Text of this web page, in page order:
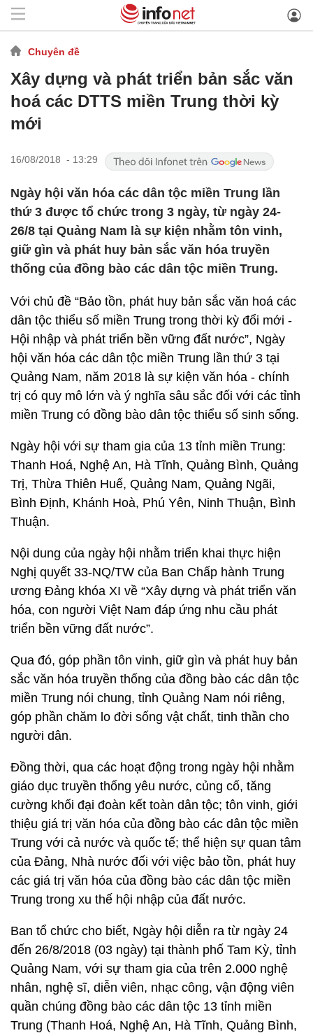
Chuyên đề
Xây dựng và phát triển bản sắc văn
hoá các DTTS miền Trung thời kỳ
mới
16/08/2018 - 13:29
Ngày hội văn hóa các dân tộc miền Trung lần
thứ 3 được tổ chức trong 3 ngày, từ ngày 24-
26/8 tại Quảng Nam là sự kiện nhằm tôn vinh,
giữ gìn và phát huy bản sắc văn hóa truyền
thống của đồng bào các dân tộc miền Trung.
Với chủ đề “Bảo tồn, phát huy bản sắc văn hoá các
dân tộc thiểu số miền Trung trong thời kỳ đổi mới -
Hội nhập và phát triển bền vững đất nước”, Ngày
hội văn hóa các dân tộc miền Trung lần thứ 3 tại
Quảng Nam, năm 2018 là sự kiện văn hóa - chính
trị có quy mô lớn và ý nghĩa sâu sắc đối với các tỉnh
miền Trung có đồng bào dân tộc thiểu số sinh sống.
Ngày hội với sự tham gia của 13 tỉnh miền Trung:
Thanh Hoá, Nghệ An, Hà Tĩnh, Quảng Bình, Quảng
Trị, Thừa Thiên Huế, Quảng Nam, Quảng Ngãi,
Bình Định, Khánh Hoà, Phú Yên, Ninh Thuận, Bình
Thuận.
Nội dung của ngày hội nhằm triển khai thực hiện
Nghị quyết 33-NQ/TW của Ban Chấp hành Trung
ương Đảng khóa XI về “Xây dựng và phát triển văn
hóa, con người Việt Nam đáp ứng nhu cầu phát
triển bền vững đất nước”.
Qua đó, góp phần tôn vinh, giữ gìn và phát huy bản
sắc văn hóa truyền thống của đồng bào các dân tộc
miền Trung nói chung, tỉnh Quảng Nam nói riêng,
góp phần chăm lo đời sống vật chất, tinh thần cho
người dân.
Đồng thời, qua các hoạt động trong ngày hội nhằm
giáo dục truyền thống yêu nước, củng cố, tăng
cường khối đại đoàn kết toàn dân tộc; tôn vinh, giới
thiệu giá trị văn hóa của đồng bào các dân tộc miền
Trung với cả nước và quốc tế; thể hiện sự quan tâm
của Đảng, Nhà nước đối với việc bảo tồn, phát huy
các giá trị văn hóa của đồng bào các dân tộc miền
Trung trong xu thế hội nhập của đất nước.
Ban tổ chức cho biết, Ngày hội diễn ra từ ngày 24
đến 26/8/2018 (03 ngày) tại thành phố Tam Kỳ, tỉnh
Quảng Nam, với sự tham gia của trên 2.000 nghệ
nhân, nghệ sĩ, diễn viên, nhạc công, vận động viên
quần chúng đồng bào các dân tộc 13 tỉnh miền
Trung (Thanh Hoá, Nghệ An, Hà Tĩnh, Quảng Bình,